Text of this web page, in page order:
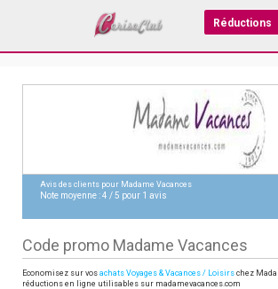
Réductions
Avis des clients pour Madame Vacances
Note moyenne :4 /5 pour 1 avis
Code promo Madame Vacances
Economisez sur vos achats Voyages & Vacances / Loisirs chez
réductions en ligne utilisables sur madamevacances.com